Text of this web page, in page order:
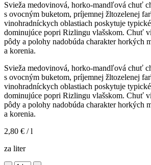
Svieža medovinová, horko-mandľová chuť
s ovocným buketom, príjemnej žltozelenej
vinohradníckych oblastiach poskytuje
dominujúce popri Rizlingu vlašskom. Chuť
pôdy a polohy nadobúda charakter horkých
a korenia.
Svieža medovinová, horko-mandľová chuť
s ovocným buketom, príjemnej žltozelenej
vinohradníckych oblastiach poskytuje
dominujúce popri Rizlingu vlašskom. Chuť
pôdy a polohy nadobúda charakter horkých
a korenia.
2,80 € / l
za liter